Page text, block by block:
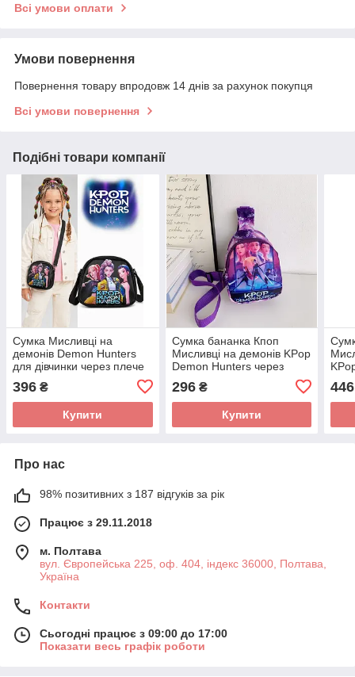
Всі умови оплати
Умови повернення
Повернення товару впродовж 14 днів за рахунок покупця
Всі умови повернення
Подібні товари компанії
Сумка Мисливці на
демонів Demon Hunters
для дівчинки через плече
396 ₴
Купити
Сумка бананка Кпоп
Мисливці на демонів KPop
Demon Hunters через
фіолетова тканинна
18х7х14
296₴
Купити
446
Про нас
98% позитивних з 187 відгуків за рік
Працює з 29.11.2018
м. Полтава
вул. Європейська 225, оф. 404, індекс 36000, Полтава,
Україна
Контакти
Сьогодні працює з 09:00 до 17:00
Показати весь графік роботи